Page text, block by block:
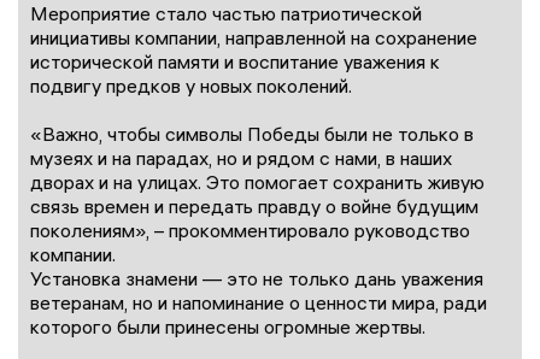
Мероприятие стало частью патриотической
инициативы компании, направленной на сохранение
исторической памяти и воспитание уважения к
подвигу предков у новых поколений.
«Важно, чтобы символы Победы были не только в
музеях и на парадах, но и рядом с нами, в наших
дворах и на улицах. Это помогает сохранить живую
связь времен и передать правду о войне будущим
поколениям», – прокомментировало руководство
компании.
Установка знамени — это не только дань уважения
ветеранам, но и напоминание о ценности мира, ради
которого были принесены огромные жертвы.